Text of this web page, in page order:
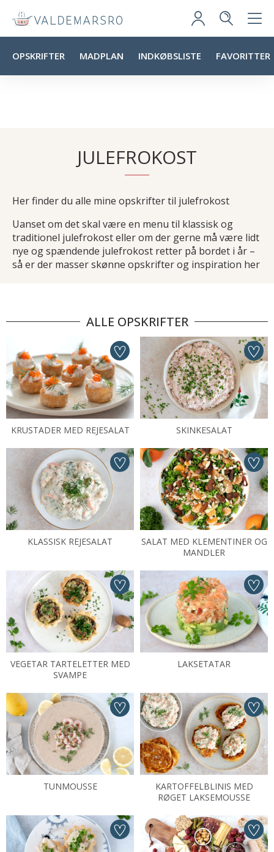
OPSKRIFTER MADPLAN INDKØBSLISTE FAVORITTER
JULEFROKOST
Her finder du alle mine opskrifter til julefrokost
Uanset om det skal være en menu til klassisk og
traditionel julefrokost eller om der gerne må være lidt
nye og spændende julefrokost retter på bordet i år –
så er der masser skønne opskrifter og inspiration her
ALLE OPSKRIFTER
KRUSTADER MED REJESALAT SKINKESALAT
KLASSISK REJESALAT
SALAT MED KLEMENTINER OG
MANDLER
VEGETAR TARTELETTER MED
SVAMPE
LAKSETATAR
TUNMOUSSE
KARTOFFELBLINIS MED
RØGET LAKSEMOUSSE